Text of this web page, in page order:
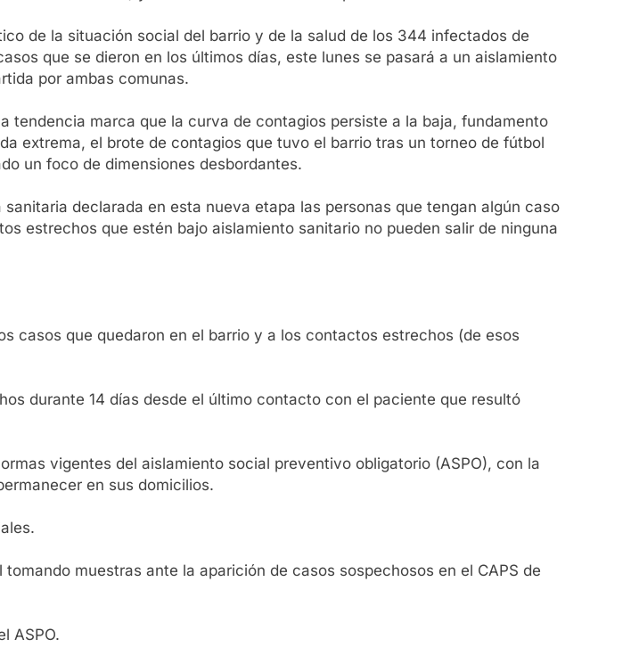
de la situación social del barrio y de la salud de los 344 infectados de
que se dieron en los últimos días, este lunes se pasará a un aislamiento
por ambas comunas.
tendencia marca que la curva de contagios persiste a la baja, fundamento
extrema, el brote de contagios que tuvo el barrio tras un torneo de fútbol
un foco de dimensiones desbordantes.
declarada en esta nueva etapa las personas que tengan algún caso
estrechos que estén bajo aislamiento sanitario no pueden salir de ninguna
casos que quedaron en el barrio y a los contactos estrechos (de esos
durante 14 días desde el último contacto con el paciente que resultó
vigentes del aislamiento social preventivo obligatorio (ASPO), con la
en sus domicilios.
muestras ante la aparición de casos sospechosos en el CAPS de
ASPO.